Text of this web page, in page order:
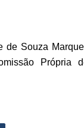
de Souza
Própria